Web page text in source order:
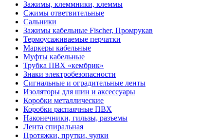
Зажимы, клеммники, клеммы
Сжимы ответвительные
Сальники
Зажимы кабельные Fischer, Промрукав
Термоусаживаемые перчатки
Маркеры кабельные
Муфты кабельные
Трубка ПВХ «кембрик»
Знаки электробезопасности
Сигнальные и оградительные ленты
Изоляторы для шин и аксессуары
Коробки металлические
Коробки распаячные ПВХ
Наконечники, гильзы, разъемы
Лента спиральная
Протяжки, прутки, чулки